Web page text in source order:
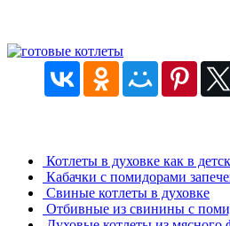
Котлеты в духовке как в
Кабачки с помидорами
Свиные котлеты в духовке
Отбивные из свинины с